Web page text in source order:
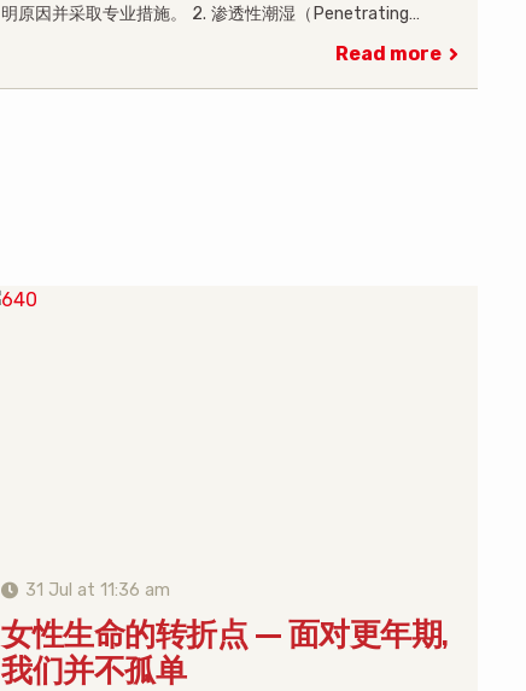
明原因并采取专业措施。 2. 渗透性潮湿（Penetrating…
Read more
31 Jul at 11:36 am
女性生命的转折点 — 面对更年期,
我们并不孤单